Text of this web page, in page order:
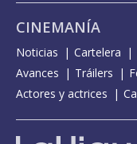
CINEMANÍA
Noticias Cartelera
Avances
Tráilers
Actores y actrices